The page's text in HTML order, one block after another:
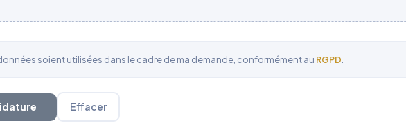
soient utilisées dans le cadre de ma demande, conformément au RGPD.
Effacer